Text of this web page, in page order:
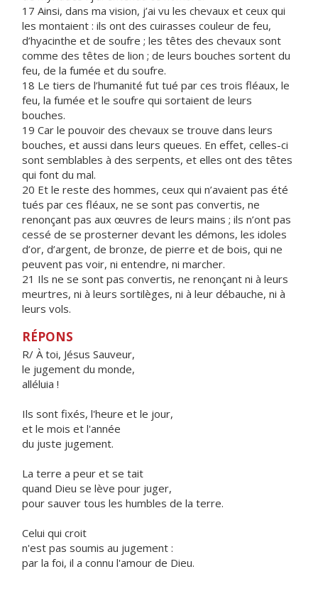
17 Ainsi, dans ma vision, j’ai vu les chevaux et ceux qui
les montaient : ils ont des cuirasses couleur de feu,
d’hyacinthe et de soufre ; les têtes des chevaux sont
comme des têtes de lion ; de leurs bouches sortent du
feu, de la fumée et du soufre.
18 Le tiers de l’humanité fut tué par ces trois fléaux, le
feu, la fumée et le soufre qui sortaient de leurs
bouches.
19 Car le pouvoir des chevaux se trouve dans leurs
bouches, et aussi dans leurs queues. En effet, celles-ci
sont semblables à des serpents, et elles ont des têtes
qui font du mal.
20 Et le reste des hommes, ceux qui n’avaient pas été
tués par ces fléaux, ne se sont pas convertis, ne
renonçant pas aux œuvres de leurs mains ; ils n’ont pas
cessé de se prosterner devant les démons, les idoles
d’or, d’argent, de bronze, de pierre et de bois, qui ne
peuvent pas voir, ni entendre, ni marcher.
21 Ils ne se sont pas convertis, ne renonçant ni à leurs
meurtres, ni à leurs sortilèges, ni à leur débauche, ni à
leurs vols.
RÉPONS
R/ À toi, Jésus Sauveur,
le jugement du monde,
alléluia !
Ils sont fixés, l'heure et le jour,
et le mois et l'année
du juste jugement.
La terre a peur et se tait
quand Dieu se lève pour juger,
pour sauver tous les humbles de la terre.
Celui qui croit
n'est pas soumis au jugement :
par la foi, il a connu l'amour de Dieu.